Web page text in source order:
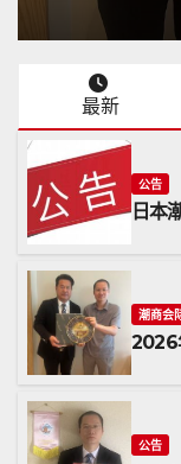
最新
公告
日本
潮商会
2026
公告